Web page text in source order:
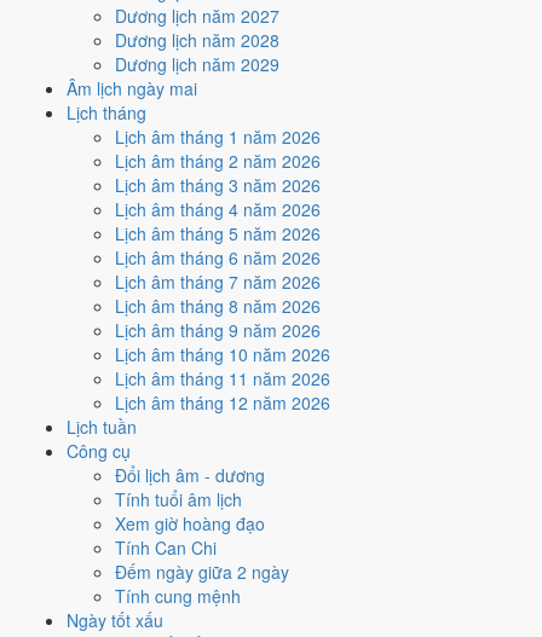
Dương lịch năm 2027
Dương lịch năm 2028
Dương lịch năm 2029
Âm lịch ngày mai
Lịch tháng
Lịch âm tháng 1 năm 2026
Lịch âm tháng 2 năm 2026
Lịch âm tháng 3 năm 2026
Lịch âm tháng 4 năm 2026
Lịch âm tháng 5 năm 2026
Lịch âm tháng 6 năm 2026
Lịch âm tháng 7 năm 2026
Lịch âm tháng 8 năm 2026
Lịch âm tháng 9 năm 2026
Lịch âm tháng 10 năm 2026
Lịch âm tháng 11 năm 2026
Lịch âm tháng 12 năm 2026
Lịch tuần
Công cụ
Đổi lịch âm - dương
Tính tuổi âm lịch
Xem giờ hoàng đạo
Tính Can Chi
Đếm ngày giữa 2 ngày
Tính cung mệnh
Ngày tốt xấu
Cách tính ngày tốt
Động thổ - khởi công
/10
Trung bình
Động thổ - khởi công hôm nay ở
hợpNgày Hoàng Đạo
, nhưng Trực Bế và Sao Cang kéo giảm
Cách tính ngày tốt
Nhập trạch - vào nhà mới
Trung bình
Nhập trạch - vào nhà mới hôm nay ở
nhờ hợp Ngày Hoàng Đạo, nhưng Trực Bế và Sao Cang kéo
giảm điểm.
Cách tính ngày tốt
Mua xe - tậu xe
Trung bình
Mua xe - tậu xe hôm nay ởmức trung bình (4/10)
Ngày Hoàng Đạo
Cách tính ngày tốt
Xuất hành - đi xa
Trung bình
Xuất hành - đi xa hôm nay ở
Ngày Hoàng Đạo, nhưng Trực Bế và Sao Cang kéo giảm điểm.
Cách tính ngày tốt